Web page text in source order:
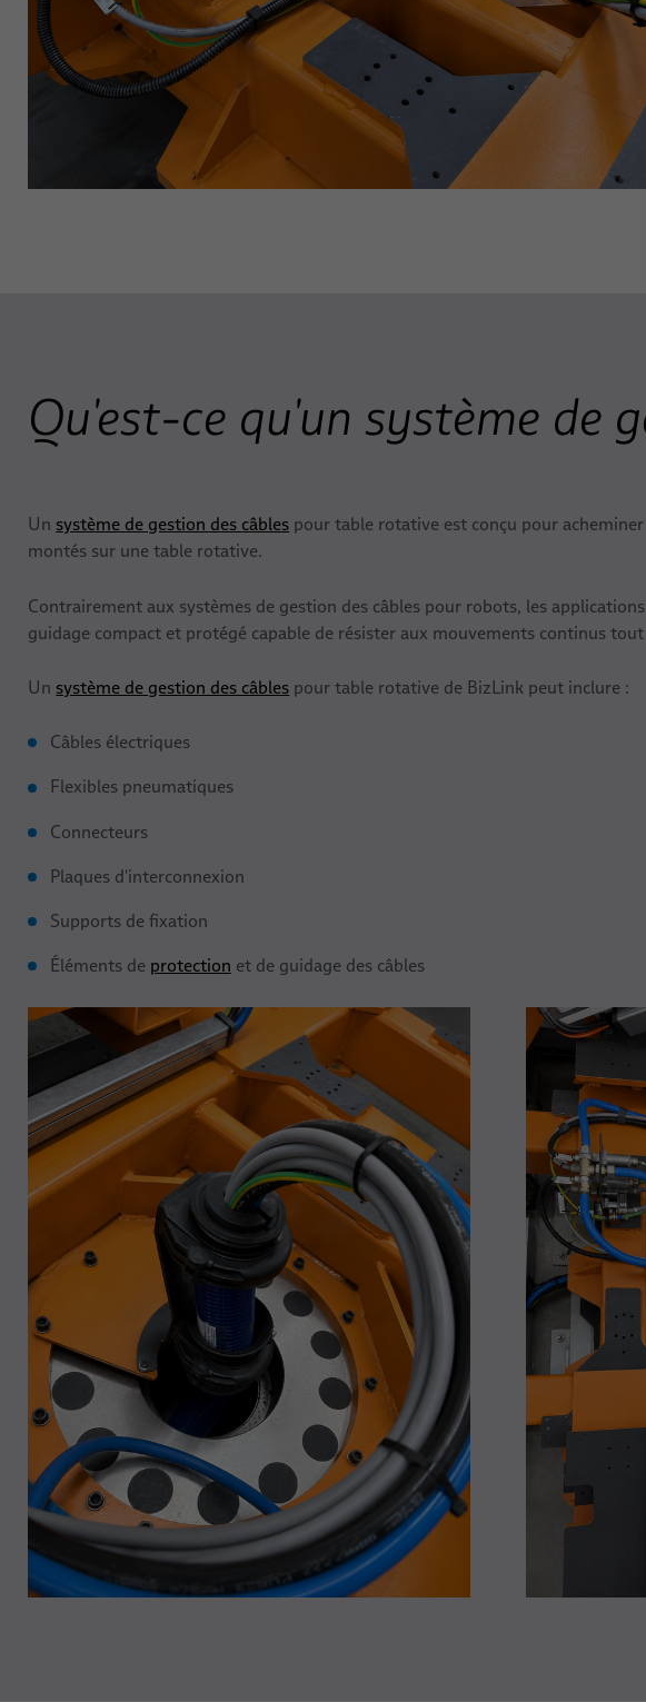
Services pour équipements et faisceaux robotiques
Programmation de robots et d'API et programmation hors ligne
Automatisation et entraînements
Manutention
Vissage
Soudage de goujons
Nouvelles
BizLink Centre d'essai
Carrière
Événements
Qu'est-ce qu'un système de
Un système de gestion des câbles pour table rotative est conçu pour
montés sur une table rotative.
Contrairement aux systèmes de gestion des câbles pour robots, les
guidage compact et protégé capable de résister aux mouvements continus
Un système de gestion des câbles pour table rotative de BizLink peut inclure :
Câbles électriques
Flexibles pneumatiques
Connecteurs
Plaques d'interconnexion
Supports de fixation
Éléments de protection et de guidage des câbles